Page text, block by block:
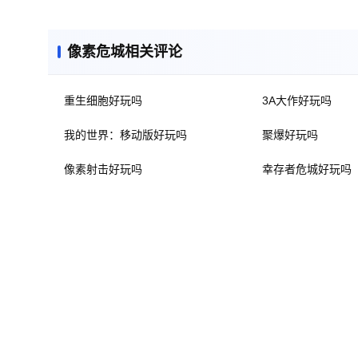
像素危城相关评论
重生细胞好玩吗 3A大作好玩吗
我的世界：移动版好玩吗 聚爆好玩吗
像素射击好玩吗 幸存者危城好玩吗